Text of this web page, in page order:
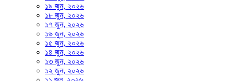
১৯ জুন, ২০২৬
১৮ জুন, ২০২৬
১৭ জুন, ২০২৬
১৬ জুন, ২০২৬
১৫ জুন, ২০২৬
১৪ জুন, ২০২৬
১৩ জুন, ২০২৬
১২ জুন, ২০২৬